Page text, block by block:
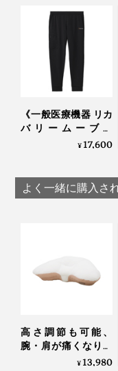
何かと便利に使え
ロゴは、メンズが
くらはぎ脇にさり
になっています。
安い買い物ではな
越さずに済むこと
せません！
《一般医療機器 リカ
バリームーブ／
MEN’S ジョガーパン
改善する「リカバリ
ーウエア」｜VENEX
¥17,600
よく一緒に購入さ
高さ調節も可能、
腕・肩が痛くなりに
くい「横向き寝 専用
¥13,980